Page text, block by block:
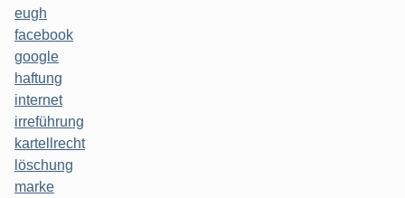
eugh
facebook
google
haftung
internet
irreführung
kartellrecht
löschung
marke